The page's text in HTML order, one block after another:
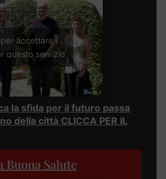
accettare i
questo servizio
la sfida per il futuro passa
della città CLICCA PER IL
Buona Salute